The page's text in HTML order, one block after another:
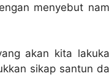
menyebut
akan kita
sikap santun